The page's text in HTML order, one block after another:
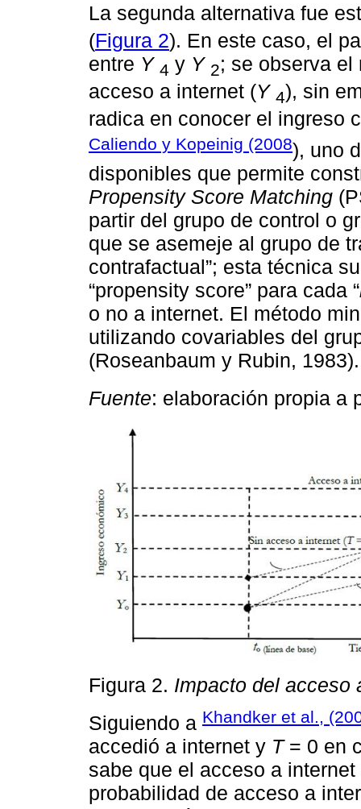
La segunda alternativa fue
(Figura 2). En este caso, el
entre Y 4 y Y 2; se observa
acceso a internet (Y 4), sin
radica en conocer el ingreso
Caliendo y Kopeinig (2008), uno
disponibles que permite
Propensity Score Matching
partir del grupo de control o
que se asemeje al grupo de
contrafactual”; esta técnica
“propensity score” para cada “
o no a internet. El método
utilizando covariables del
(Roseanbaum y Rubin, 1983).
Fuente: elaboración propia a
Figura 2. Impacto del acceso
Siguiendo a Khandker et al.,
accedió a internet y T= 0 en
sabe que el acceso a
probabilidad de acceso a